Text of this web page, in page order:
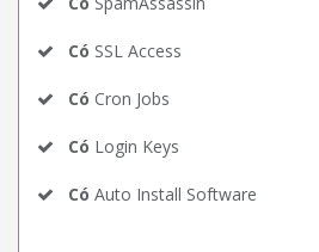
Có SSL Access
Có Cron Jobs
Có Login Keys
Có Auto Install Software